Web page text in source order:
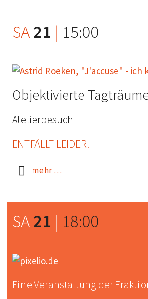
SA 21 | 15:00
Objektivierte Tagträume
Atelierbesuch
ENTFÄLLT LEIDER!
mehr …
SA 21 | 18:00
Eine Veranstaltung der